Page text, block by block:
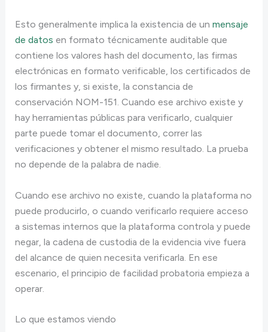
Esto generalmente implica la existencia de un mensaje
de datos en formato técnicamente auditable que
contiene los valores hash del documento, las firmas
electrónicas en formato verificable, los certificados de
los firmantes y, si existe, la constancia de
conservación NOM-151. Cuando ese archivo existe y
hay herramientas públicas para verificarlo, cualquier
parte puede tomar el documento, correr las
verificaciones y obtener el mismo resultado. La prueba
no depende de la palabra de nadie.
Cuando ese archivo no existe, cuando la plataforma no
puede producirlo, o cuando verificarlo requiere acceso
a sistemas internos que la plataforma controla y puede
negar, la cadena de custodia de la evidencia vive fuera
del alcance de quien necesita verificarla. En ese
escenario, el principio de facilidad probatoria empieza a
operar.
Lo que estamos viendo